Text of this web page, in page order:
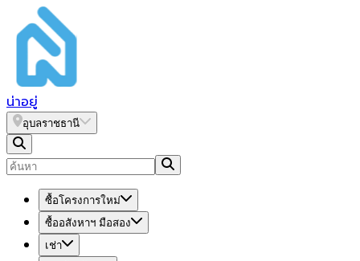
น่าอยู่
อุบลราชธานี
ซื้อโครงการใหม่
ซื้ออสังหาฯ มือสอง
เช่า